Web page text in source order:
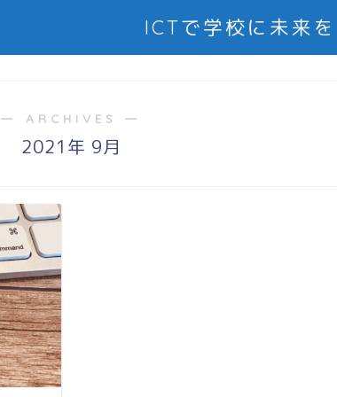
ICTで学校に未来を
― ARCHIVES ―
2021年 9月